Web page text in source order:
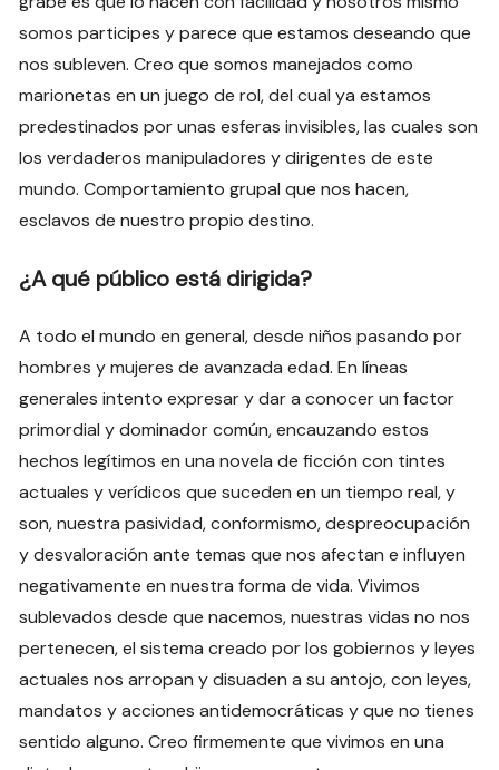
somos participes y parece que estamos deseando que
nos subleven. Creo que somos manejados como
marionetas en un juego de rol, del cual ya estamos
predestinados por unas esferas invisibles, las cuales son
los verdaderos manipuladores y dirigentes de este
mundo. Comportamiento grupal que nos hacen,
esclavos de nuestro propio destino.
¿A qué público está dirigida?
A todo el mundo en general, desde niños pasando por
hombres y mujeres de avanzada edad. En líneas
generales intento expresar y dar a conocer un factor
primordial y dominador común, encauzando estos
hechos legítimos en una novela de ficción con tintes
actuales y verídicos que suceden en un tiempo real, y
son, nuestra pasividad, conformismo, despreocupación
y desvaloración ante temas que nos afectan e influyen
negativamente en nuestra forma de vida. Vivimos
sublevados desde que nacemos, nuestras vidas no nos
pertenecen, el sistema creado por los gobiernos y leyes
actuales nos arropan y disuaden a su antojo, con leyes,
mandatos y acciones antidemocráticas y que no tienes
sentido alguno. Creo firmemente que vivimos en una